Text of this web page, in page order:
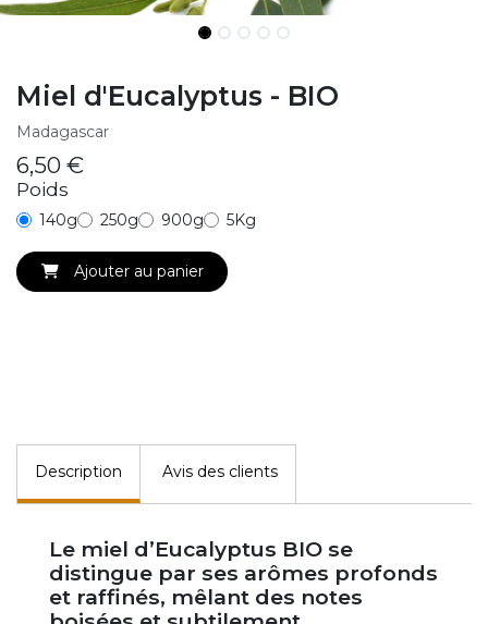
Miel d'Eucalyptus - BIO
Madagascar
6,50 €
Poids
140g 250g 900g 5Kg
Ajouter au panier
Description Avis des clients
Le miel d’Eucalyptus BIO se
distingue par ses arômes profonds
et raffinés, mêlant des notes